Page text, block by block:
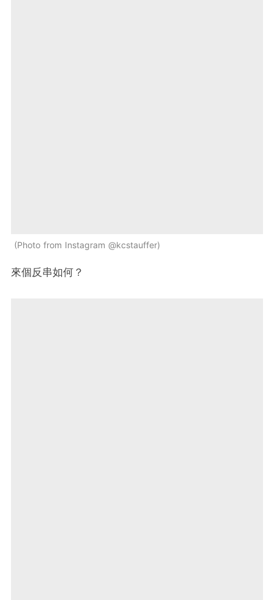
Photo from Instagram @kcstauffer
來個反串如何？